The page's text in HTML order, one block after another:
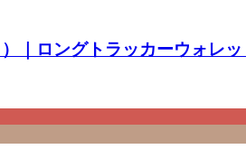
｜ロングトラッカーウォレ